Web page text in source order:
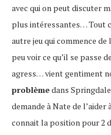
avec qui on peut discuter
plus intéressantes… Tout
autre jeu qui commence
peu voir ce qu’il se passe
agress… vient gentiment
problèmedans
demande à Nate de
connait la position pour 2